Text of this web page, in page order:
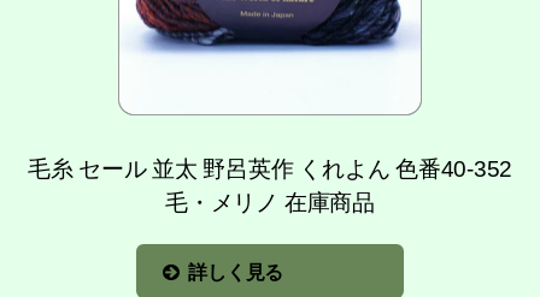
毛糸 セール 並太 野呂英作 くれよん 色番40-352
毛・メリノ 在庫商品
詳しく見る